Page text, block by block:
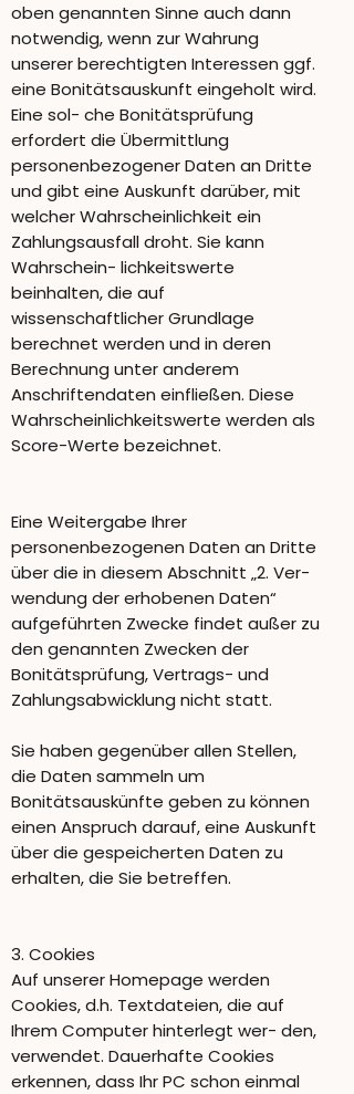
oben genannten Sinne auch dann
notwendig, wenn zur Wahrung
unserer berechtigten Interessen ggf.
eine Bonitätsauskunft eingeholt wird.
Eine sol- che Bonitätsprüfung
erfordert die Übermittlung
personenbezogener Daten an Dritte
und gibt eine Auskunft darüber, mit
welcher Wahrscheinlichkeit ein
Zahlungsausfall droht. Sie kann
Wahrschein- lichkeitswerte
beinhalten, die auf
wissenschaftlicher Grundlage
berechnet werden und in deren
Berechnung unter anderem
Anschriftendaten einfließen. Diese
Wahrscheinlichkeitswerte werden als
Score-Werte bezeichnet.
Eine Weitergabe Ihrer
personenbezogenen Daten an Dritte
über die in diesem Abschnitt „2. Ver-
wendung der erhobenen Daten“
aufgeführten Zwecke findet außer zu
den genannten Zwecken der
Bonitätsprüfung, Vertrags- und
Zahlungsabwicklung nicht statt.
Sie haben gegenüber allen Stellen,
die Daten sammeln um
Bonitätsauskünfte geben zu können
einen Anspruch darauf, eine Auskunft
über die gespeicherten Daten zu
erhalten, die Sie betreffen.
3. Cookies
Auf unserer Homepage werden
Cookies, d.h. Textdateien, die auf
Ihrem Computer hinterlegt wer- den,
verwendet. Dauerhafte Cookies
erkennen, dass Ihr PC schon einmal